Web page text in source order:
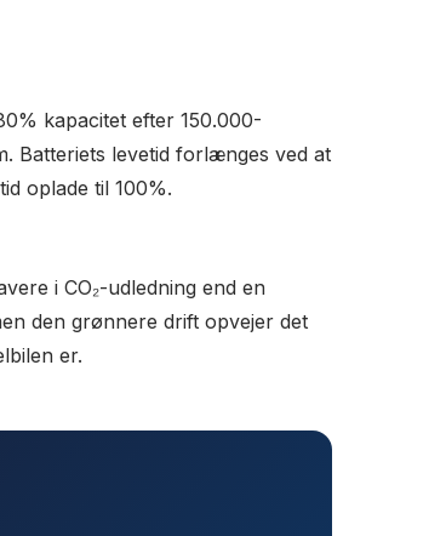
kapacitet efter 150.000-
Batteriets levetid forlænges ved at
oplade til 100%.
i CO₂-udledning end en
den grønnere drift opvejer det
er.